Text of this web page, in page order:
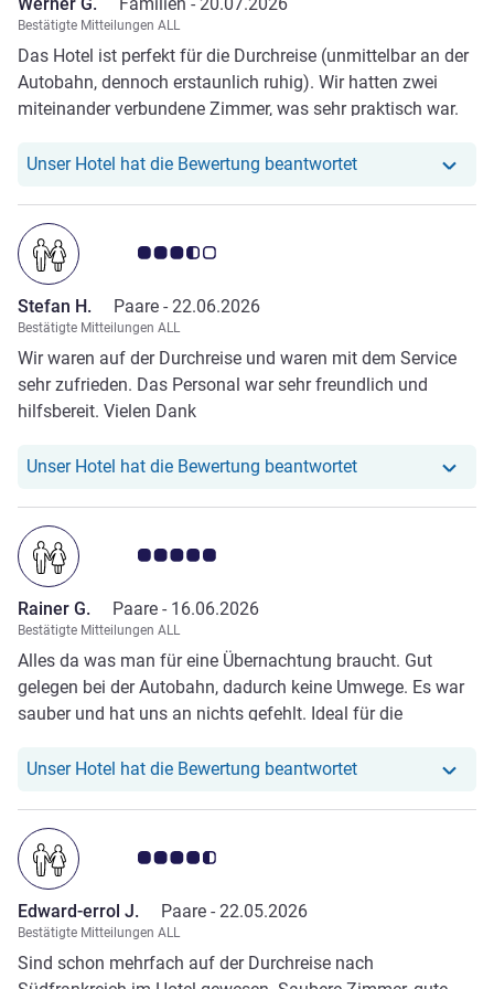
reichhaltig u appetitlich, für jeden Geschmack war etwas
dabei. Die Anordnung der Getränke sowie Kaffe/Tee hat
mir gut gefallen Kein Suchen! Ich werde wieder für die
Rückreise buchen!
Bestätigte Mitteilungen ALL
Das Hotel ist perfekt für die Durchreise (unmittelbar an der
Autobahn, dennoch erstaunlich ruhig). Wir hatten zwei
miteinander verbundene Zimmer, was sehr praktisch war.
gut, das Personal war freundlich - alles bestens!
Unser Hotel hat die Bewertung beantwortetUnser Hotel hat
Note Kundenmeinungen 3.5/5
Stefan H. Paare - 22.06.2026
Bestätigte Mitteilungen ALL
Wir waren auf der Durchreise und waren mit dem Service
sehr zufrieden. Das Personal war sehr freundlich und
hilfsbereit. Vielen Dank
Unser Hotel hat die Bewertung beantwortetUnser Hotel hat
Note Kundenmeinungen 5.0/5
Rainer G. Paare - 16.06.2026
Bestätigte Mitteilungen ALL
Alles da was man für eine Übernachtung braucht. Gut
gelegen bei der Autobahn, dadurch keine Umwege. Es war
sauber und hat uns an nichts gefehlt. Ideal für die
Wahl.
Unser Hotel hat die Bewertung beantwortetUnser Hotel hat
Note Kundenmeinungen 4.5/5
Edward-errol J. Paare - 22.05.2026
Bestätigte Mitteilungen ALL
Sind schon mehrfach auf der Durchreise nach